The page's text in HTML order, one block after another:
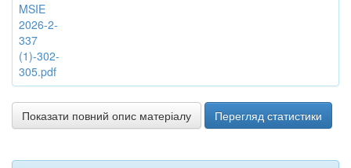
MSIE
2026-2-
337
(1)-302-
305.pdf
Показати повний опис матеріалу Перегляд статистики